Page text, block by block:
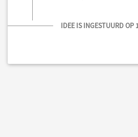
IDEE IS INGESTUURD OP